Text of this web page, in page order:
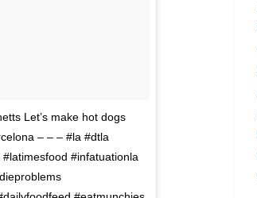
Let’s make hot dogs
– – – #la #dtla
#infatuationla